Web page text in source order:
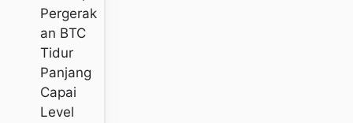
Pergerak
An BTC
Tidur
Panjang
Capai
Level